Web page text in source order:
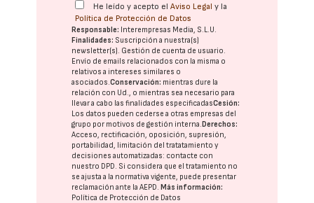
He leído y acepto elAviso Legal y la
Política de Protección de Datos
Responsable: Interempresas Media, S.L.U.
Finalidades: Suscripción a nuestra(s)
newsletter(s). Gestión de cuenta de usuario.
Envío de emails relacionados con la misma o
relativos a intereses similares o
asociados.Conservación: mientras dure la
relación con Ud., o mientras sea necesario para
llevar a cabo las finalidades especificadasCesión:
Los datos pueden cederse a otras empresas del
grupo por motivos de gestión interna.Derechos:
Acceso, rectificación, oposición, supresión,
portabilidad, limitación del tratatamiento y
decisiones automatizadas: contacte con
nuestro DPD. Si considera que el tratamiento no
se ajusta a la normativa vigente, puede presentar
reclamación ante laAEPD.Más información:
Política de Protección de Datos